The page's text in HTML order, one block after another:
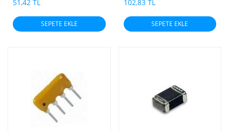
51,42 TL
SEPETE EKLE
102,83 TL
SEPETE EKLE